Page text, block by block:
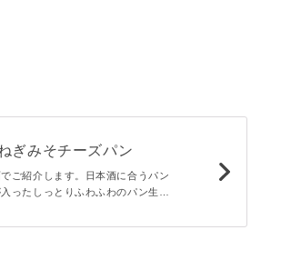
ぎみそチーズパン
ご紹介します。日本酒に合うパン
ったしっとりふわふわのパン生地